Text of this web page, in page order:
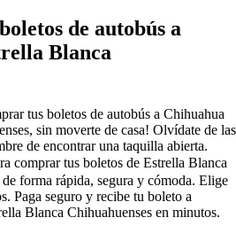
de autobús a
Blanca
tus boletos de autobús a Chihuahua
sin moverte de casa! Olvídate de las
de encontrar una taquilla abierta.
comprar tus boletos de Estrella Blanca
forma rápida, segura y cómoda. Elige
Paga seguro y recibe tu boleto a
Blanca Chihuahuenses en minutos.